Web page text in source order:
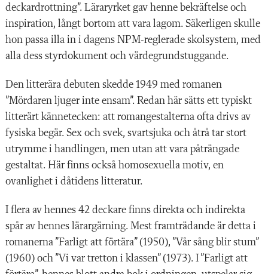
deckardrottning”. Läraryrket gav henne bekräftelse och
inspiration, långt bortom att vara lagom. Säkerligen skulle
hon passa illa in i dagens NPM-reglerade skolsystem, med
alla dess styrdokument och värdegrundstuggande.
Den litterära debuten skedde 1949 med romanen
”Mördaren ljuger inte ensam”. Redan här sätts ett typiskt
litterärt kännetecken: att romangestalterna ofta drivs av
fysiska begär. Sex och svek, svartsjuka och åtrå tar stort
utrymme i handlingen, men utan att vara påträngade
gestaltat. Här finns också homosexuella motiv, en
ovanlighet i dåtidens litteratur.
I flera av hennes 42 deckare finns direkta och indirekta
spår av hennes lärargärning. Mest framträdande är detta i
romanerna ”Farligt att förtära” (1950), ”Vår sång blir stum”
(1960) och ”Vi var tretton i klassen” (1973). I ”Farligt att